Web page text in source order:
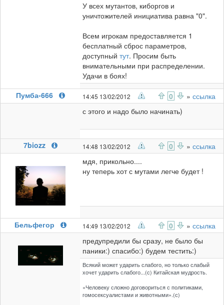
У всех мутантов, киборгов и
уничтожителей инициатива равна "0".
Всем игрокам предоставляется 1
бесплатный сброс параметров,
доступный тут. Просим быть
внимательными при распределении.
Удачи в боях!
Пумба-666
14:45 13/02/2012 0 » ссылка
с этого и надо было начинать)
7biozz 14:48 13/02/2012 0 » ссылка
мдя, прикольно....
ну теперь хот с мутами легче будет !
Бельфегор 14:49 13/02/2012 0 » ссылка
предупредили бы сразу, не было бы
паники:) спасибо:) будем тестить:)
Всякий может ударить слабого, но только слабый
хочет ударить слабого...(с) Китайская мудрость.
«Человеку сложно договориться с политиками,
гомосексуалистами и животными».(с)